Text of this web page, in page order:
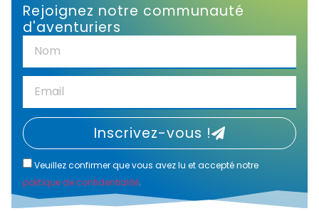
Rejoignez notre communauté
d'aventuriers
Veuillez confirmer que vous avez lu et accepté notre
politique de confidentialité.
Inscrivez-vous !
Alternative: